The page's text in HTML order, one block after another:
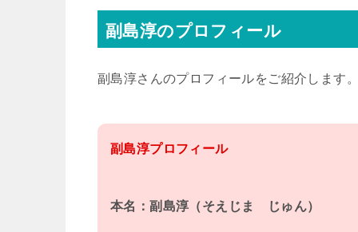
副島淳のプロフィール
副島淳さんのプロフィールをご紹介します。
副島淳プロフィール
本名：副島淳（そえじま じゅん）